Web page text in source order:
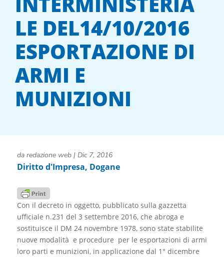
LE DEL14/10/2016
ESPORTAZIONE DI
ARMI E
MUNIZIONI
da redazione web| Dic 7, 2016
Diritto d'Impresa, Dogane
Con il decreto in oggetto, pubblicato sulla gazzetta
ufficiale n.231 del 3 settembre 2016, che abroga e
sostituisce il DM 24 novembre 1978, sono state stabilite
nuove modalità e procedure per le esportazioni di armi
loro parti e munizioni, in applicazione dal 1° dicembre